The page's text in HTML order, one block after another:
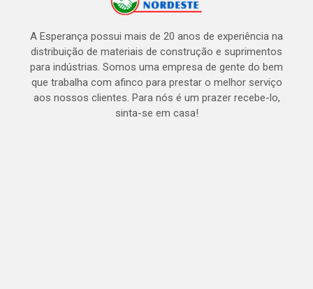
A Esperança possui mais de 20 anos de experiência na
distribuição de materiais de construção e suprimentos
para indústrias. Somos uma empresa de gente do bem
que trabalha com afinco para prestar o melhor serviço
aos nossos clientes. Para nós é um prazer recebe-lo,
sinta-se em casa!